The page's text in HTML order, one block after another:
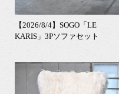
【2026/8/4】SOGO「LE
KARIS」3Pソファセット